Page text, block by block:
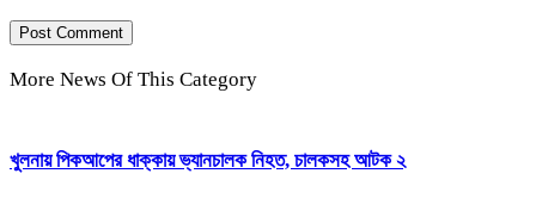
More News Of This Category
খুলনায় পিকআপের ধাক্কায় ভ্যানচালক নিহত, চালকসহ আটক ২